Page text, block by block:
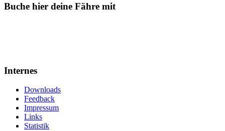
Buche hier deine Fähre mit
Internes
Downloads
Feedback
Impressum
Links
Statistik